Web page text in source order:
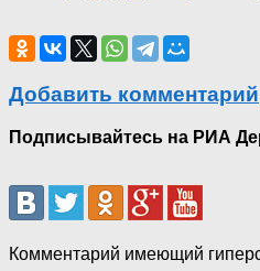
Добавить комментарий
Подписывайтесь на РИА
Комментарий имеющий